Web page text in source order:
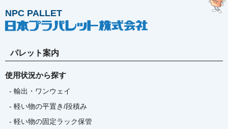
NPC PALLET
パレット案内
使用状況から探す
- 輸出・ワンウェイ
- 軽い物の平置き/段積み
- 軽い物の固定ラック保管